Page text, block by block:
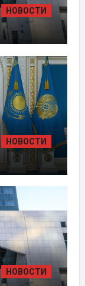
НОВОСТИ
80
НОВОСТИ
НОВОСТИ